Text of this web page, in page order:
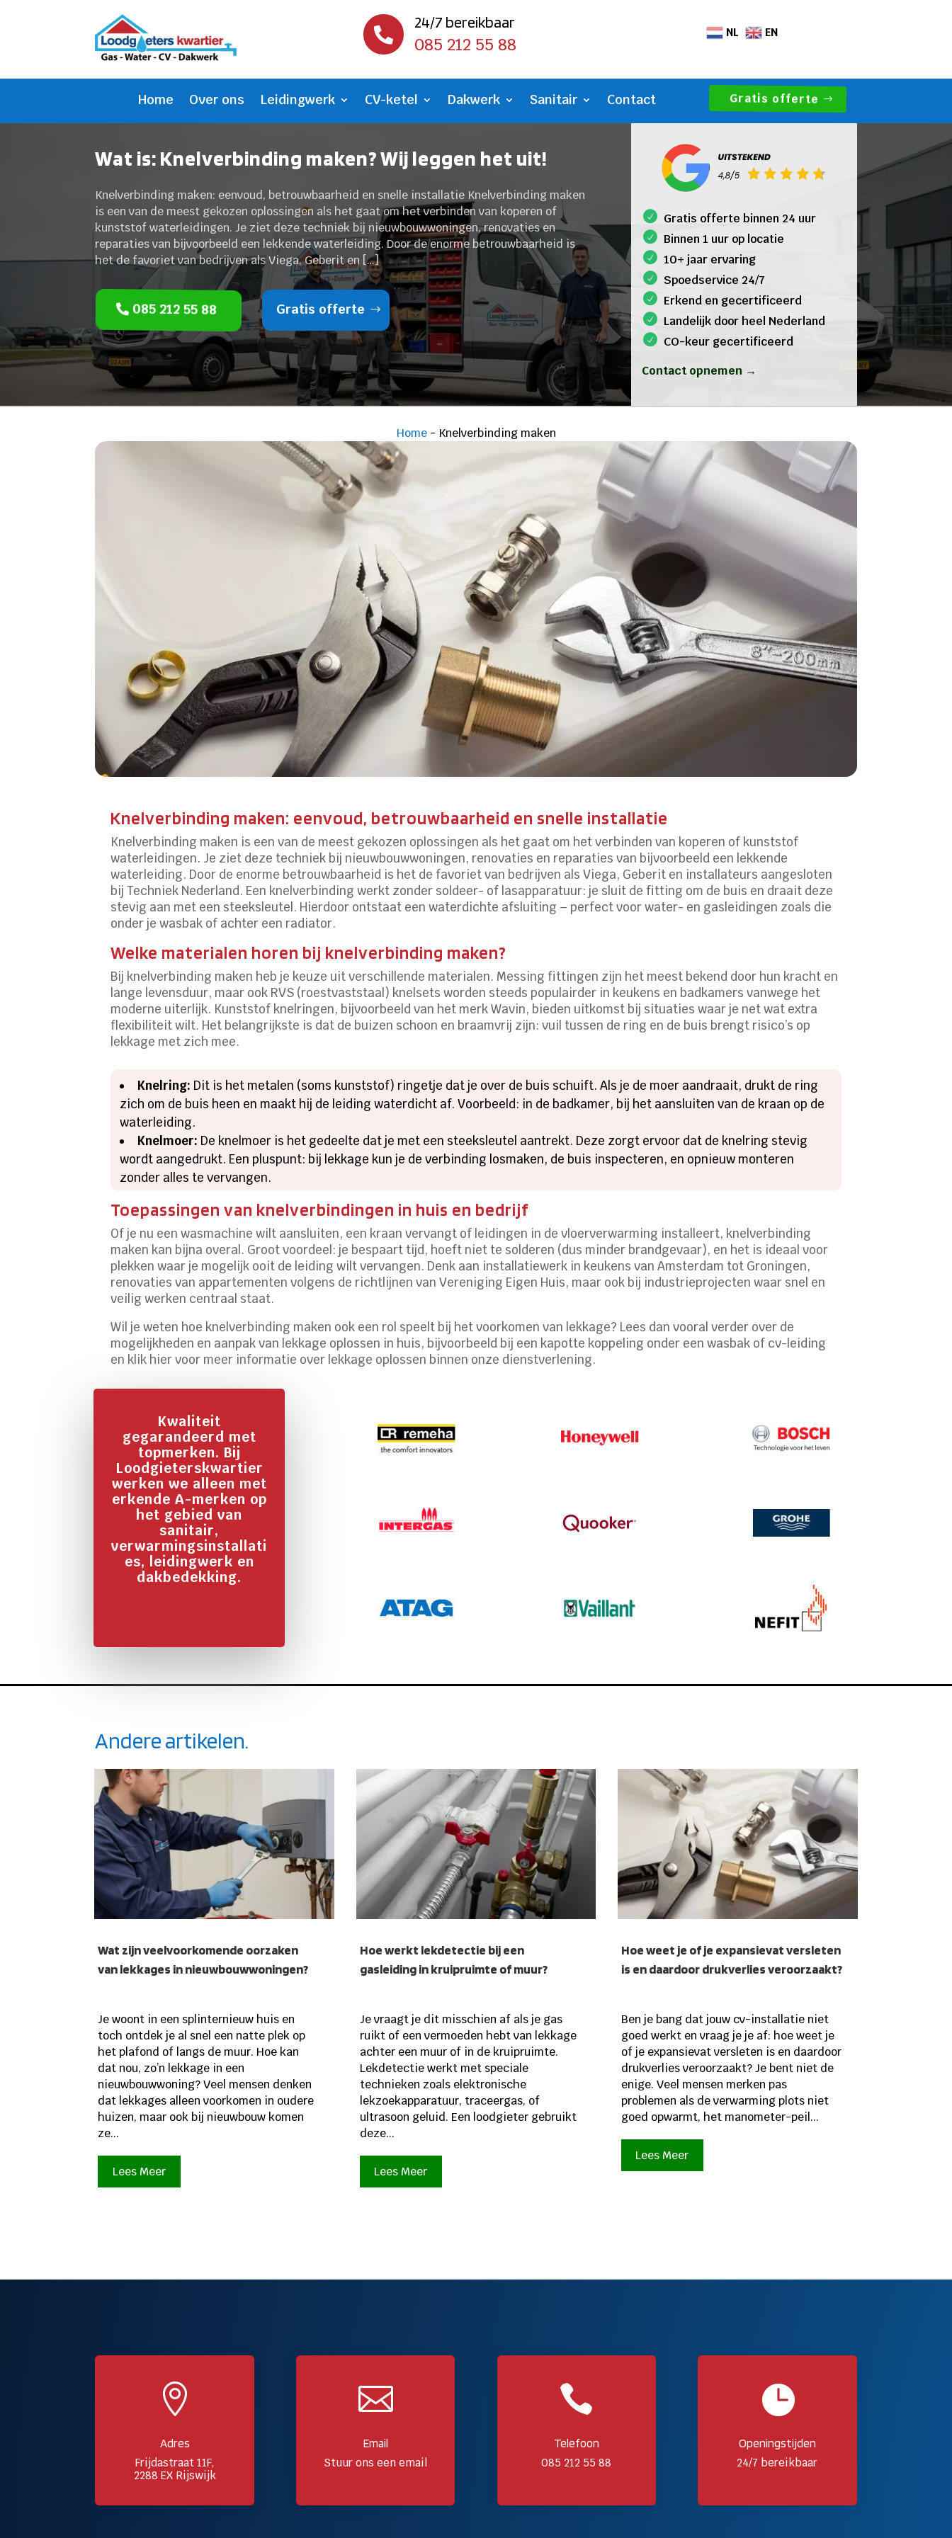

24/7 bereikbaar
085 212 55 88
NL EN
Home Over ons Leidingwerk CV-ketel Dakwerk Sanitair Contact Gratis offerte
Wat is: Knelverbinding maken? Wij leggen het uit!
Knelverbinding maken: eenvoud, betrouwbaarheid en snelle installatie Knelverbinding maken
is een van de meest gekozen oplossingen als het gaat om het verbinden van koperen of
kunststof waterleidingen. Je ziet deze techniek bij nieuwbouwwoningen, renovaties en
reparaties van bijvoorbeeld een lekkende waterleiding. Door de enorme betrouwbaarheid is
het de favoriet van bedrijven als Viega, Geberit en […]
085 212 55 88 Gratis offerte
Gratis offerte binnen 24 uur
Binnen 1 uur op locatie
10+ jaar ervaring
Spoedservice 24/7
Erkend en gecertificeerd
Landelijk door heel Nederland
CO-keur gecertificeerd
Contact opnemen →
Home- Knelverbinding maken
Knelverbinding maken: eenvoud, betrouwbaarheid en snelle installatie
Knelverbinding maken is een van de meest gekozen oplossingen als het gaat om het verbinden van koperen of kunststof
waterleidingen. Je ziet deze techniek bij nieuwbouwwoningen, renovaties en reparaties van bijvoorbeeld een lekkende
waterleiding. Door de enorme betrouwbaarheid is het de favoriet van bedrijven als Viega, Geberit en installateurs aangesloten
bij Techniek Nederland. Een knelverbinding werkt zonder soldeer- of lasapparatuur: je sluit de fitting om de buis en draait deze
stevig aan met een steeksleutel. Hierdoor ontstaat een waterdichte afsluiting – perfect voor water- en gasleidingen zoals die
onder je wasbak of achter een radiator.
Welke materialen horen bij knelverbinding maken?
Bij knelverbinding maken heb je keuze uit verschillende materialen. Messing fittingen zijn het meest bekend door hun kracht en
lange levensduur, maar ook RVS (roestvaststaal) knelsets worden steeds populairder in keukens en badkamers vanwege het
moderne uiterlijk. Kunststof knelringen, bijvoorbeeld van het merk Wavin, bieden uitkomst bij situaties waar je net wat extra
flexibiliteit wilt. Het belangrijkste is dat de buizen schoon en braamvrij zijn: vuil tussen de ring en de buis brengt risico’s op
lekkage met zich mee.
Knelring: Dit is het metalen (soms kunststof) ringetje dat je over de buis schuift. Als je de moer aandraait, drukt de ring
zich om de buis heen en maakt hij de leiding waterdicht af. Voorbeeld: in de badkamer, bij het aansluiten van de kraan op de
waterleiding.
Knelmoer: De knelmoer is het gedeelte dat je met een steeksleutel aantrekt. Deze zorgt ervoor dat de knelring stevig
wordt aangedrukt. Een pluspunt: bij lekkage kun je de verbinding losmaken, de buis inspecteren, en opnieuw monteren
zonder alles te vervangen.
Toepassingen van knelverbindingen in huis en bedrijf
Of je nu een wasmachine wilt aansluiten, een kraan vervangt of leidingen in de vloerverwarming installeert, knelverbinding
maken kan bijna overal. Groot voordeel: je bespaart tijd, hoeft niet te solderen (dus minder brandgevaar), en het is ideaal voor
plekken waar je mogelijk ooit de leiding wilt vervangen. Denk aan installatiewerk in keukens van Amsterdam tot Groningen,
renovaties van appartementen volgens de richtlijnen van Vereniging Eigen Huis, maar ook bij industrieprojecten waar snel en
veilig werken centraal staat.
Wil je weten hoe knelverbinding maken ook een rol speelt bij het voorkomen van lekkage? Lees dan vooral verder over de
mogelijkheden en aanpak van lekkage oplossen in huis, bijvoorbeeld bij een kapotte koppeling onder een wasbak of cv-leiding
en klik hier voor meer informatie over lekkage oplossen binnen onze dienstverlening.
Kwaliteit
gegarandeerd met
topmerken. Bij
Loodgieterskwartier
werken we alleen met
erkende A-merken op
het gebied van
sanitair,
verwarmingsinstallati
es, leidingwerk en
dakbedekking.
Andere artikelen.
Wat zijn veelvoorkomende oorzaken
van lekkages in nieuwbouwwoningen?
Je woont in een splinternieuw huis en
toch ontdek je al snel een natte plek op
het plafond of langs de muur. Hoe kan
dat nou, zo’n lekkage in een
nieuwbouwwoning? Veel mensen denken
dat lekkages alleen voorkomen in oudere
huizen, maar ook bij nieuwbouw komen
ze...
Lees Meer
Hoe werkt lekdetectie bij een
gasleiding in kruipruimte of muur?
Je vraagt je dit misschien af als je gas
ruikt of een vermoeden hebt van lekkage
achter een muur of in de kruipruimte.
Lekdetectie werkt met speciale
technieken zoals elektronische
lekzoekapparatuur, traceergas, of
ultrasoon geluid. Een loodgieter gebruikt
deze...
Lees Meer
Hoe weet je of je expansievat versleten
is en daardoor drukverlies veroorzaakt?
Ben je bang dat jouw cv-installatie niet
goed werkt en vraag je je af: hoe weet je
of je expansievat versleten is en daardoor
drukverlies veroorzaakt? Je bent niet de
enige. Veel mensen merken pas
problemen als de verwarming plots niet
goed opwarmt, het manometer-peil...
Lees Meer

Adres
Frijdastraat 11F,
2288 EX Rijswijk

Email
Stuur ons een email

Telefoon
085 212 55 88

Openingstijden
24/7 bereikbaar